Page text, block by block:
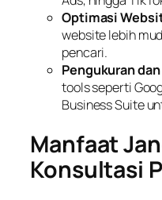
Optimasi
website lebih
pencari.
Pengukuran
tools seperti
Business Suite
Manfaat
Konsultasi